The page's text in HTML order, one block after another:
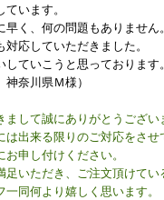
います。
早く、何の問題もありません。
応していただきました。
していこうと思っております。
奈川県Ｍ様）
まして誠にありがとうござい
は出来る限りのご対応をさせ
申し付けください。
足いただき、ご注文頂けてい
一同何より嬉しく思います。